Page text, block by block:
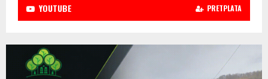
YOUTUBE PRETPLATA